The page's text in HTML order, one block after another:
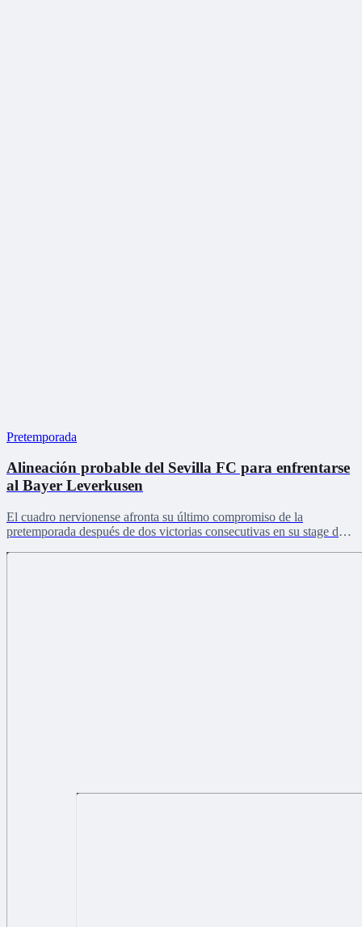
Pretemporada
Alineación probable del Sevilla FC para enfrentarse
al Bayer Leverkusen
El cuadro nervionense afronta su último compromiso de la
pretemporada después de dos victorias consecutivas en su stage de